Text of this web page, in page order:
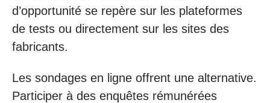
d’opportunité se repère sur les plateformes
de tests ou directement sur les sites des
fabricants.
Les sondages en ligne offrent une alternative.
Participer à des enquêtes rémunérées